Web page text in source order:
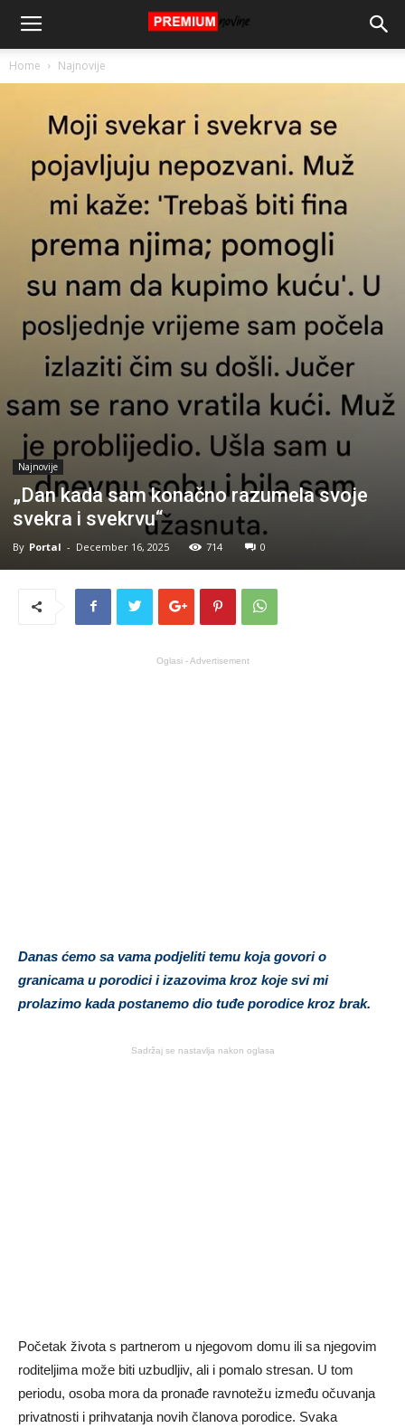
Home Najnovije
Najnovije
„Dan kada sam konačno razumela svoje
svekra i svekrvu“
By Portal - December 16, 2025 714 0
Oglasi - Advertisement
Danas ćemo sa vama podjeliti temu koja govori o
granicama u porodici i izazovima kroz koje svi mi
prolazimo kada postanemo dio tuđe porodice kroz brak.
Sadržaj se nastavlja nakon oglasa
Početak života s partnerom u njegovom domu ili sa njegovim
roditeljima može biti uzbudljiv, ali i pomalo stresan. U tom
periodu, osoba mora da pronađe ravnotežu između očuvanja
privatnosti i prihvatanja novih članova porodice. Svaka